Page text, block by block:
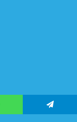
Telegram